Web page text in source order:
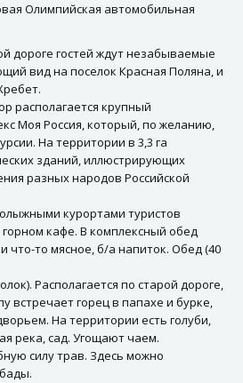
Олимпийская автомобильная
дороге гостей ждут незабываемые
вид на поселок Красная Поляна, и
располагается крупный
Моя Россия, который, по желанию,
На территории в 3,3 га
зданий, иллюстрирующих
разных народов Российской
курортами туристов
кафе. В комплексный обед
что-то мясное, б/а напиток. Обед (40
Располагается по старой дороге,
встречает горец в папахе и бурке,
На территории есть голуби,
река, сад. Угощают чаем.
силу трав. Здесь можно